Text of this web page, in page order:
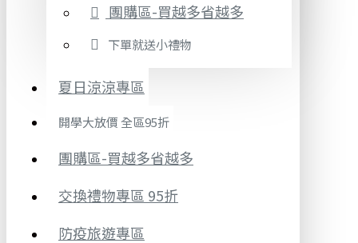
團購區-買越多省越多
下單就送小禮物
夏日涼涼專區
開學大放價 全區95折
團購區-買越多省越多
交換禮物專區 95折
防疫旅遊專區